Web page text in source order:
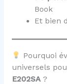
Book
Et bien
Pourquoi
universels
E202SA?